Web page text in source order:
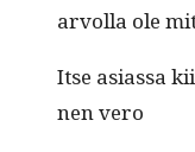
arvol­la ole
Itse asi­as­sa
nen vero